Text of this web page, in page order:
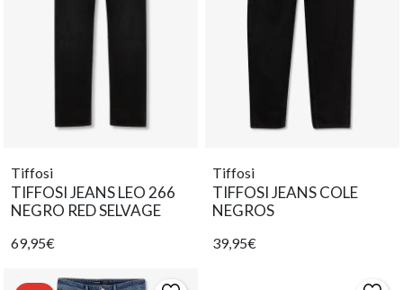
Tiffosi
TIFFOSI JEANS LEO 266
NEGRO RED SELVAGE
69,95€
Tiffosi
TIFFOSI JEANS COLE
NEGROS
39,95€